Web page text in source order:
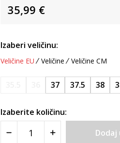
35,99 €
Izaberi veličinu:
Veličine EU Veličine Veličine CM
37 37.5 38
Izaberite količinu:
Dodaj